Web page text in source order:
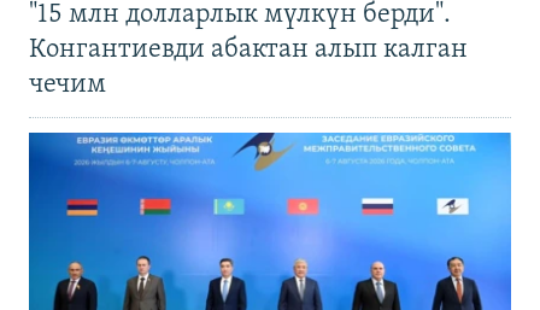
"15 млн долларлык мүлкүн берди".
Конгантиевди абактан алып калган
чечим